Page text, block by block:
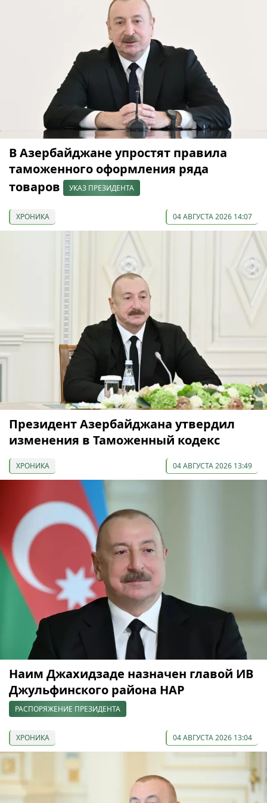
В Азербайджане упростят правила
таможенного оформления ряда
товаров
УКАЗ ПРЕЗИДЕНТА
ХРОНИКА 04 АВГУСТА 2026 14:07
Президент Азербайджана утвердил
изменения в Таможенный кодекс
ХРОНИКА 04 АВГУСТА 2026 13:49
Наим Джахидзаде назначен главой ИВ
Джульфинского района НАР
РАСПОРЯЖЕНИЕ ПРЕЗИДЕНТА
ХРОНИКА 04 АВГУСТА 2026 13:04